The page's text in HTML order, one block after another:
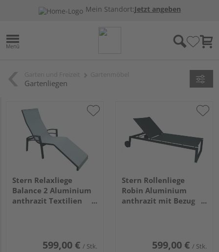
Mein Standort:Jetzt angeben
Gartenliegen
Stern Relaxliege
Balance 2 Aluminium
anthrazit Textilien
599,00 € / Stk.
Stern Rollenliege
Robin Aluminium
anthrazit mit Bezug
599,00 € / Stk.